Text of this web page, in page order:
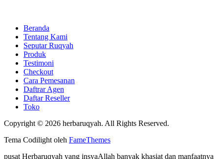
Beranda
Tentang Kami
Seputar Ruqyah
Produk
Testimoni
Checkout
Cara Pemesanan
Daftrar Agen
Daftar Reseller
Toko
Copyright © 2026 herbaruqyah. All Rights Reserved.
Tema Codilight oleh FameThemes
pusat Herbaruqyah yang insyaAllah banyak khasiat dan manfaatnya